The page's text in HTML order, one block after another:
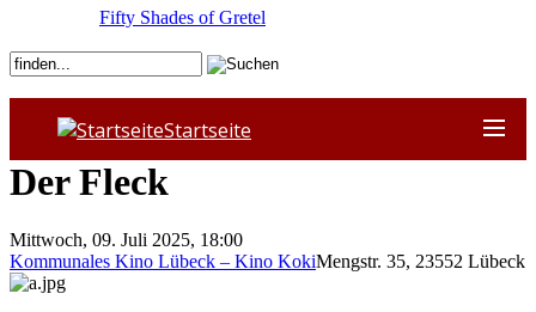
Startseite
Der Fleck
Mittwoch, 09. Juli 2025, 18:00
Kommunales Kino Lübeck – Kino KokiMengstr. 35, 23552 Lübeck
Fifty Shades of Gretel